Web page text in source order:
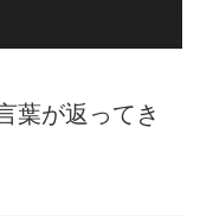
葉が返ってき